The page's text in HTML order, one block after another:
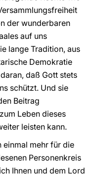
der wunderbaren
auf uns
lange Tradition, aus
Demokratie
daß Gott stets
schützt. Und sie
Beitrag
Leben dieses
leisten kann.
einmal mehr für die
Personenkreis
Ihnen und dem Lord